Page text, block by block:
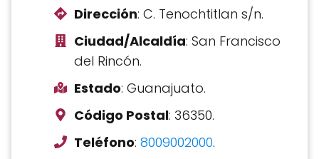
Dirección: C. Tenochtitlan s/n.
Ciudad/Alcaldía: San Francisco
del Rincón.
Estado: Guanajuato.
Código Postal: 36350.
Teléfono: 8009002000.